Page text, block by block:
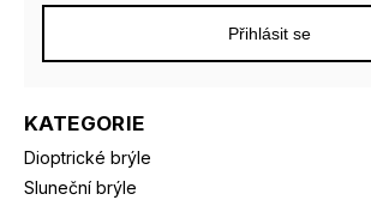
KATEGORIE
Dioptrické brýle
Sluneční brýle
Přihlásit se